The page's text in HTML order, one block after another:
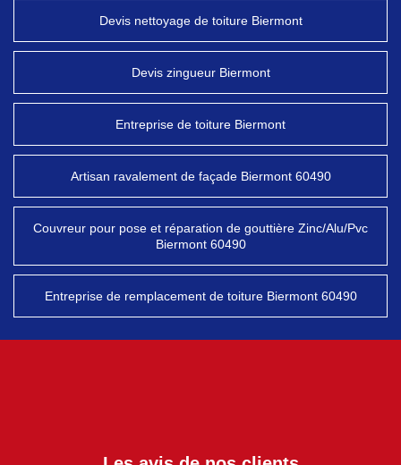
Devis nettoyage de toiture Biermont
Devis zingueur Biermont
Entreprise de toiture Biermont
Artisan ravalement de façade Biermont 60490
Couvreur pour pose et réparation de gouttière Zinc/Alu/Pvc
Biermont 60490
Entreprise de remplacement de toiture Biermont 60490